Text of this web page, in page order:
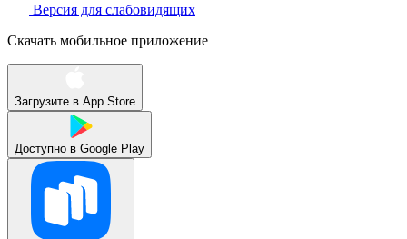
Версия для слабовидящих
Скачать мобильное приложение
Загрузите в App Store
Доступно в Google Play